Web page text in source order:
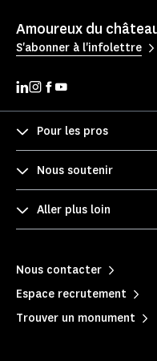
Amoureux du
S'abonner à l'infolettre
Pour les pros
Nous soutenir
Aller plus loin
Nous contacter
Espace recrutement
Trouver un monument